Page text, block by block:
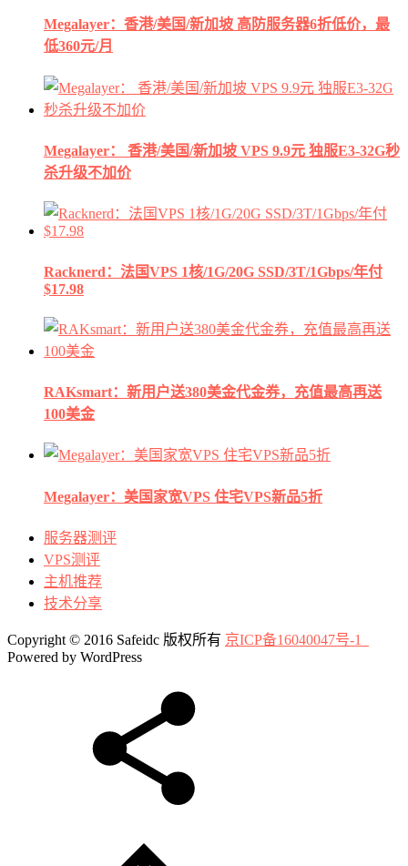
Megalayer：香港/美国/新加坡 高防服务器6折低价，最
低360元/月
Megalayer： 香港/美国/新加坡 VPS 9.9元 独服E3-32G秒
杀升级不加价
Racknerd：法国VPS 1核/1G/20G SSD/3T/1Gbps/年付
$17.98
RAKsmart：新用户送380美金代金券，充值最高再送
100美金
Megalayer：美国家宽VPS 住宅VPS新品5折
服务器测评
VPS测评
主机推荐
技术分享
Copyright © 2016 Safeidc 版权所有 京ICP备16040047号-1
Powered by WordPress